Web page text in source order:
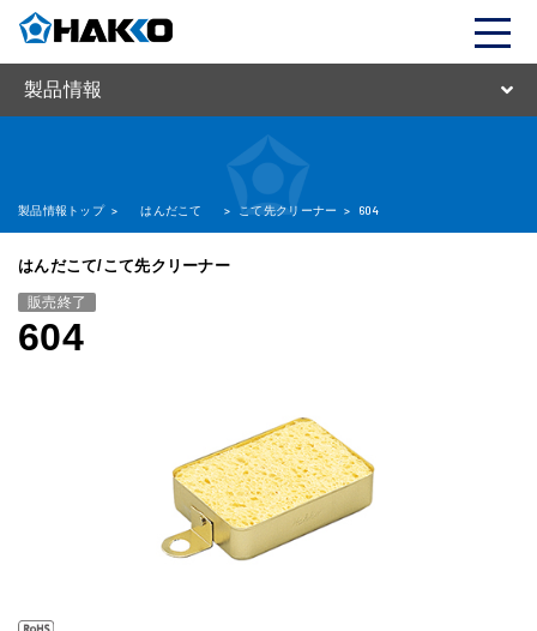
製品情報
製品情報トップ > はんだこて > こて先クリーナー > 604
はんだこて/こて先クリーナー
販売終了
604